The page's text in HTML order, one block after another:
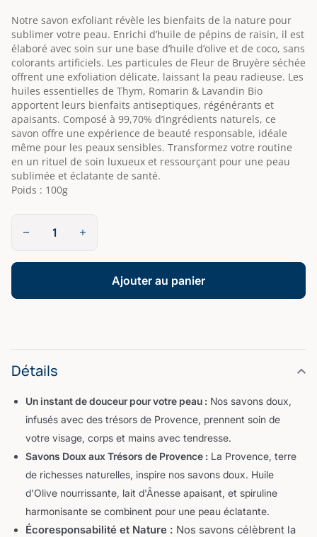
Notre savon exfoliant révèle les bienfaits de la nature pour
sublimer votre peau. Enrichi d’huile de pépins de raisin, il est
élaboré avec soin sur une base d’huile d’olive et de coco, sans
colorants artificiels. Les particules de Fleur de Bruyère séchée
offrent une exfoliation délicate, laissant la peau radieuse. Les
huiles essentielles de Thym, Romarin & Lavandin Bio
apportent leurs bienfaits antiseptiques, régénérants et
apaisants. Composé à 99,70% d’ingrédients naturels, ce
savon offre une expérience de beauté responsable, idéale
même pour les peaux sensibles. Transformez votre routine
en un rituel de soin luxueux et ressourçant pour une peau
sublimée et éclatante de santé.
Poids : 100g
Romarin-
|
Ajouter au panier
Détails
Un instant de douceur pour votre peau : Nos savons doux,
infusés avec des trésors de Provence, prennent soin de
votre visage, corps et mains avec tendresse.
Savons Doux aux Trésors de Provence : La Provence, terre
de richesses naturelles, inspire nos savons doux. Huile
d'Olive nourrissante, lait d'Ânesse apaisant, et spiruline
harmonisante se combinent pour une peau éclatante.
Écoresponsabilité et Nature : Nos savons célèbrent la